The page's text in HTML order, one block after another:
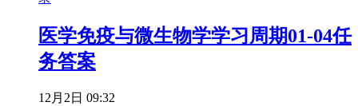
医学免疫与微生物学学习周期01-04任
务答案
12月2日 09:32